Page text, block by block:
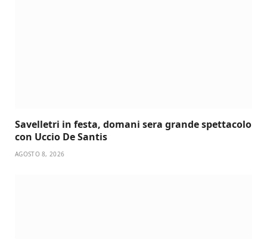
Savelletri in festa, domani sera grande spettacolo
con Uccio De Santis
AGOSTO 8, 2026